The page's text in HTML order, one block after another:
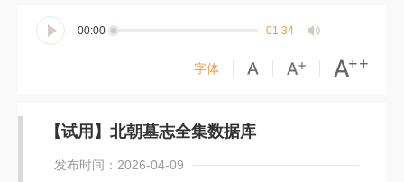
00:00 01:34
字体
【试用】北朝墓志全集数据库
发布时间：2026-04-09